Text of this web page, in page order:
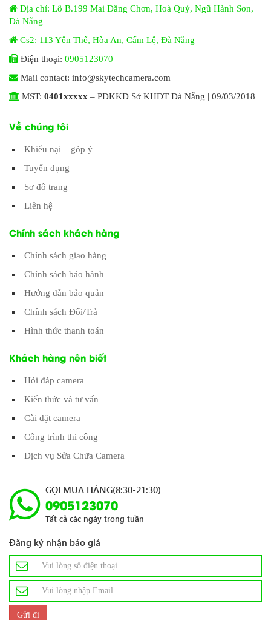
Địa chỉ: Lô B.199 Mai Đăng Chơn, Hoà Quý, Ngũ Hành Sơn,
Đà Nẵng
Cs2: 113 Yên Thế, Hòa An, Cẩm Lệ, Đà Nẵng
Điện thoại: 0905123070
Mail contact: info@skytechcamera.com
MST: 0401xxxxx – PĐKKD Sở KHĐT Đà Nẵng | 09/03/2018
Về chúng tôi
Khiếu nại – góp ý
Tuyển dụng
Sơ đồ trang
Liên hệ
Chính sách khách hàng
Chính sách giao hàng
Chính sách bảo hành
Hướng dẫn bảo quản
Chính sách Đổi/Trả
Hình thức thanh toán
Khách hàng nên biết
Hỏi đáp camera
Kiến thức và tư vấn
Cài đặt camera
Công trình thi công
Dịch vụ Sửa Chữa Camera
GỌI MUA HÀNG(8:30-21:30)
0905123070
Tất cả các ngày trong tuần
Đăng ký nhận báo giá